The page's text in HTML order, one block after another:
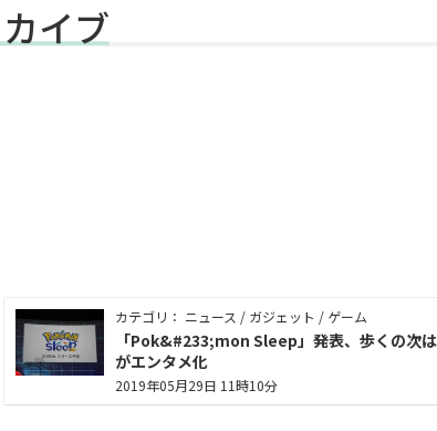
イブ
カテゴリ： ニュース / ガジェット / ゲーム
「Pok&#233;mon Sleep」発表、歩くの次
がエンタメ化
2019年05月29日 11時10分